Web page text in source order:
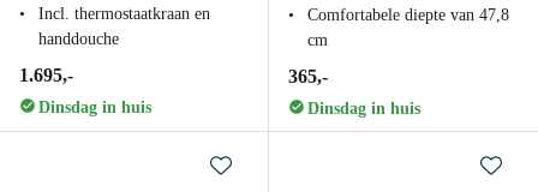
Incl. thermostaatkraan en
handdouche
1.695,-
Dinsdag in huis
Comfortabele diepte van 47,8
cm
365,-
Dinsdag in huis